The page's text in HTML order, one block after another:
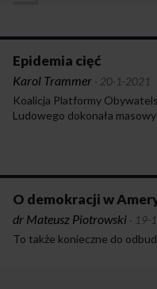
Epidemia cięć
Karol Trammer · 20-1-2021
Koalicja Platformy
Ludowego dokonała
O demokracji w
dr Mateusz Piotrowski · 19-
To także konieczne do